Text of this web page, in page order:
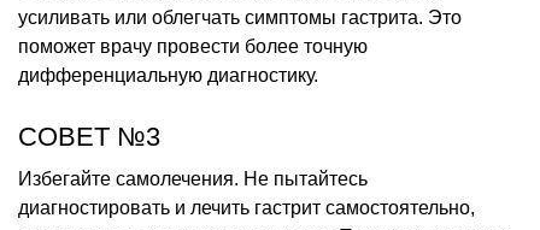
усиливать или облегчать симптомы гастрита. Это
поможет врачу провести более точную
дифференциальную диагностику.
СОВЕТ №3
Избегайте самолечения. Не пытайтесь
диагностировать и лечить гастрит самостоятельно,